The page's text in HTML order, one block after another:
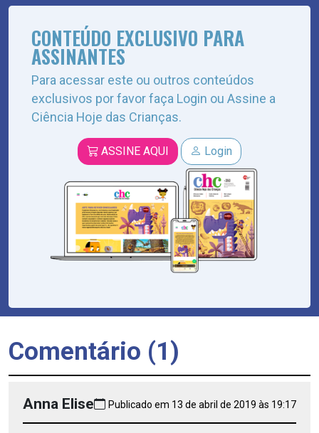
CONTEÚDO EXCLUSIVO PARA
ASSINANTES
Para acessar este ou outros conteúdos
exclusivos por favor faça Login ou Assine a
Ciência Hoje das Crianças.
ASSINE AQUI Login
Comentário (1)
Anna Elise Publicado em 13 de abril de 2019 às 19:17